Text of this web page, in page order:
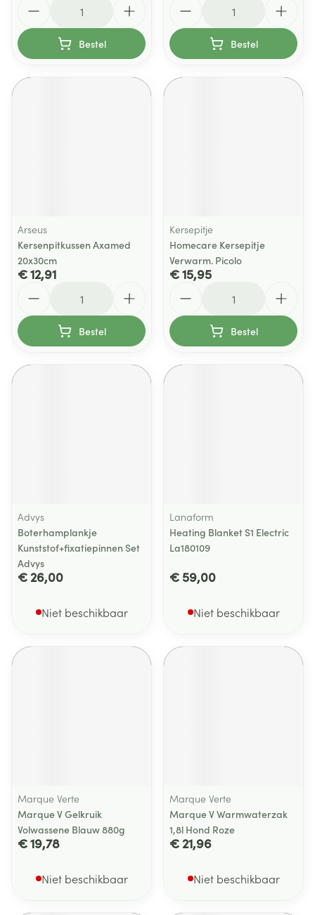
Bestel Bestel
Arseus
Kersenpitkussen Axamed
20x30cm
€ 12,91
Bestel
Kersepitje
Homecare Kersepitje
Verwarm. Picolo
€ 15,95
Bestel
Advys
Boterhamplankje
Kunststof+fixatiepinnen Set
Advys
€ 26,00
Niet beschikbaar
Lanaform
Heating Blanket S1 Electric
La180109
€ 59,00
Niet beschikbaar
Marque Verte
Marque V Gelkruik
Volwassene Blauw 880g
€ 19,78
Niet beschikbaar
Marque Verte
Marque V Warmwaterzak
1,8l Hond Roze
€ 21,96
Niet beschikbaar